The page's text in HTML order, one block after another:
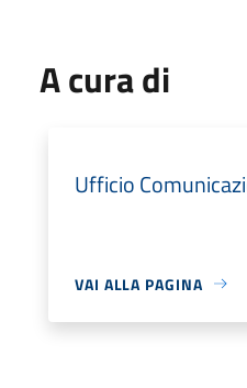
A cura di
Ufficio
VAI ALLA PAGINA